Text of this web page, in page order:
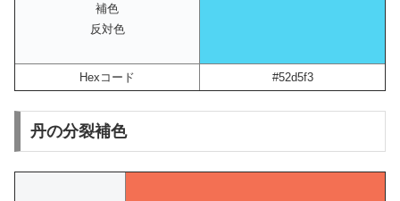
補色
反対色
Hexコード #52d5f3
丹の分裂補色